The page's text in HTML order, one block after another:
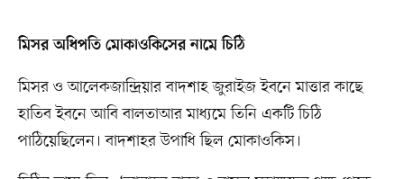
মিসর অধিপতি মোকাওকিসের নামে চিঠি
মিসর ও আলেকজান্দ্রিয়ার বাদশাহ জুরাইজ ইবনে মাত্তার কাছে
হাতিব ইবনে আবি বালতাআর মাধ্যমে তিনি একটি চিঠি
পাঠিয়েছিলেন। বাদশাহর উপাধি ছিল মোকাওকিস।